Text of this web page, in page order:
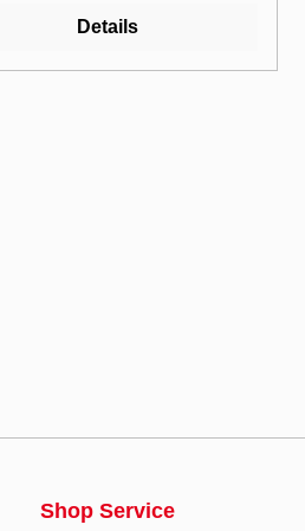
230 V/AC, zur
Details
Shop Service